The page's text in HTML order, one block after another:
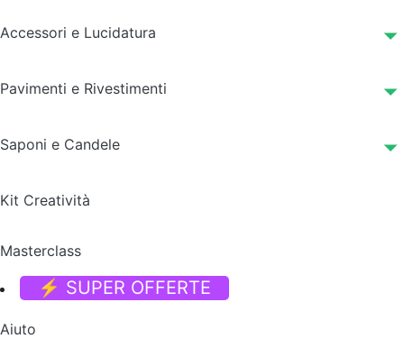
Accessori e Lucidatura
Pavimenti e Rivestimenti
Saponi e Candele
Kit Creatività
Masterclass
⚡ SUPER OFFERTE
Aiuto